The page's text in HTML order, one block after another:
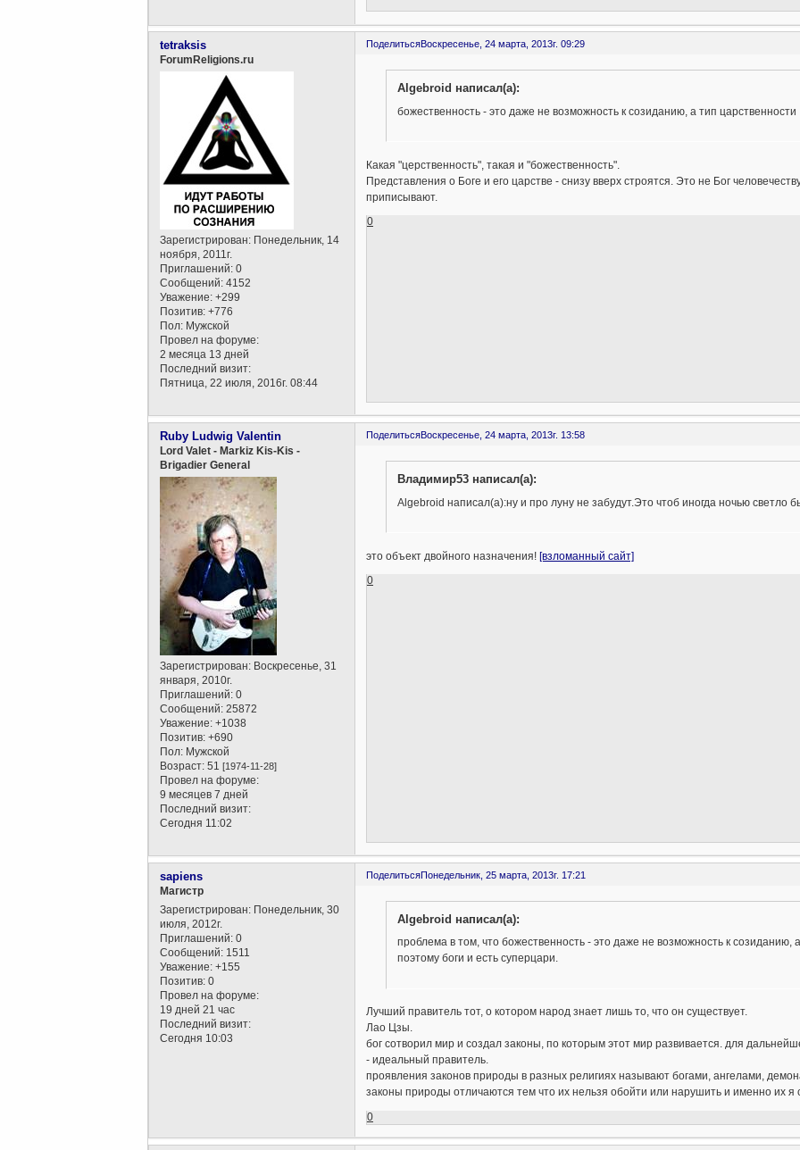
ПоделитьсяВоскресенье, 24 марта, 2013г. 09:29
tetraksis
ForumReligions.ru
Зарегистрирован: Понедельник, 14
ноября, 2011г.
Приглашений: 0
Сообщений: 4152
Уважение: +299
Позитив: +776
Пол: Мужской
Провел на форуме:
2 месяца 13 дней
Последний визит:
Пятница, 22 июля, 2016г. 08:44
Algebroid написал(а):
божественность - это даже не возможность к созиданию, а тип царственности
Какая "церственность", такая и "божественность".
Представления о Боге и его царстве - снизу вверх строятся. Это не Бог
приписывают.
0
ПоделитьсяВоскресенье, 24 марта, 2013г. 13:58
Ruby Ludwig Valentin
Lord Valet - Markiz Kis-Kis -
Brigadier General
Зарегистрирован: Воскресенье, 31
января, 2010г.
Приглашений: 0
Сообщений: 25872
Уважение: +1038
Позитив: +690
Пол: Мужской
Возраст: 51[1974-11-28]
Провел на форуме:
9 месяцев 7 дней
Последний визит:
Сегодня 11:02
Владимир53 написал(а):
Algebroid написал(а):ну и про луну не забудут.Это чтоб иногда ночью светло
это объект двойного назначения! [взломанный сайт]
0
ПоделитьсяПонедельник, 25 марта, 2013г. 17:21
sapiens
Магистр
Зарегистрирован: Понедельник, 30
июля, 2012г.
Приглашений: 0
Сообщений: 1511
Уважение: +155
Позитив: 0
Провел на форуме:
19 дней 21 час
Последний визит:
Сегодня 10:03
Algebroid написал(а):
проблема в том, что божественность - это даже не возможность к созиданию,
поэтому боги и есть суперцари.
Лучший правитель тот, о котором народ знает лишь то, что он существует.
Лао Цзы.
бог сотворил мир и создал законы, по которым этот мир развивается. для
- идеальный правитель.
проявления законов природы в разных религиях называют богами, ангелами,
законы природы отличаются тем что их нельзя обойти или нарушить и именно их я
0